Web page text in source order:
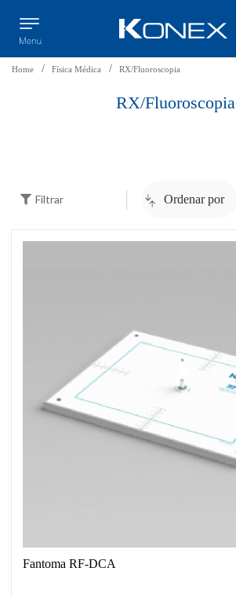
Home Física Médica RX/Fluoroscopia
RX/Fluoroscopia
Filtrar Ordenar por
Fantoma RF-DCA